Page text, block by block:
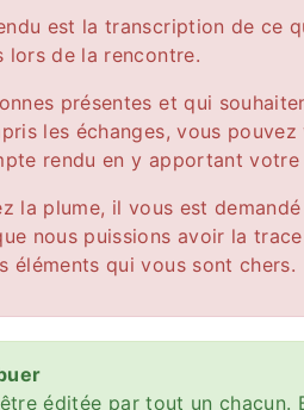
est la transcription de ce
lors de la rencontre.
présentes et qui
les échanges, vous
rendu en y apportant votre
la plume, il vous est
nous puissions avoir la
éléments qui vous sont chers.
éditée par tout un chacun.